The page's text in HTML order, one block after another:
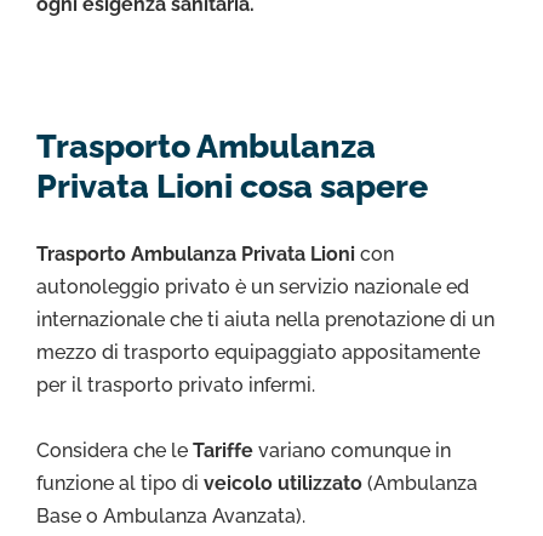
Trasporto Ambulanza
Privata Lioni cosa sapere
Trasporto Ambulanza Privata Lioni con
autonoleggio privato è un servizio nazionale ed
internazionale che ti aiuta nella prenotazione di un
mezzo di trasporto equipaggiato appositamente
per il trasporto privato infermi.
Considera che le Tariffe variano comunque in
funzione al tipo di veicolo utilizzato (Ambulanza
Base o Ambulanza Avanzata).